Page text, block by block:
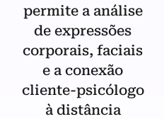
permite a análise
de expressões
corporais, faciais
e a conexão
cliente-psicólogo
à distância